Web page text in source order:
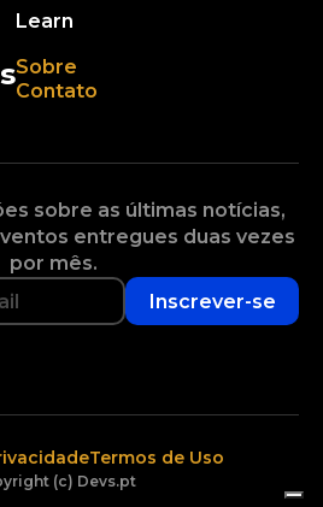
Learn
Sobre
Contato
sobre as últimas notícias,
entregues duas vezes
por mês.
Inscrever-se
(c) Devs.pt
Termos de Uso